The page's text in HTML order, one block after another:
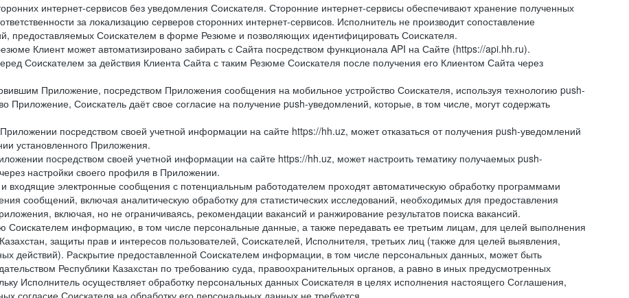
интернет-сервисов без уведомления Соискателя. Сторонние интернет-сервисы обеспечивают хранение полученных
за локализацию серверов сторонних интернет-сервисов. Исполнитель не производит сопоставление
предоставляемых Соискателем в форме Резюме и позволяющих идентифицировать Соискателя.
Клиент может автоматизировано забирать с Сайта посредством функционала API на Сайте (https://api.hh.ru).
Соискателем за действия Клиента Сайта с таким Резюме Соискателя после получения его Клиентом Сайта через
Приложение, посредством Приложения сообщения на мобильное устройство Соискателя, используя технологию push-
Приложение, Соискатель даёт свое согласие на получение push-уведомлений, которые, в том числе, могут содержать
посредством своей учетной информации на сайте https://hh.uz, может отказаться от получения push-уведомлений
установленного Приложения.
посредством своей учетной информации на сайте https://hh.uz, может настроить тематику получаемых push-
настройки своего профиля в Приложении.
входящие электронные сообщения с потенциальным работодателем проходят автоматическую обработку программами
сообщений, включая аналитическую обработку для статистических исследований, необходимых для предоставления
включая, но не ограничиваясь, рекомендации вакансий и ранжирование результатов поиска вакансий.
Соискателем информацию, в том числе персональные данные, а также передавать ее третьим лицам, для целей выполнения
защиты прав и интересов пользователей, Соискателей, Исполнителя, третьих лиц (также для целей выявления,
действий). Раскрытие предоставленной Соискателем информации, в том числе персональных данных, может быть
Республики Казахстан по требованию суда, правоохранительных органов, а равно в иных предусмотренных
Исполнитель осуществляет обработку персональных данных Соискателя в целях исполнения настоящего Соглашения,
согласие Соискателя на обработку его персональных данных не требуется.